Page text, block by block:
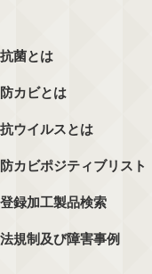
抗菌とは
防カビとは
抗ウイルスとは
防カビポジティブリスト
登録加工製品検索
法規制及び障害事例